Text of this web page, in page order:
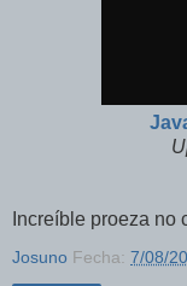
Increíble proeza no
Josuno Fecha: 7/08/